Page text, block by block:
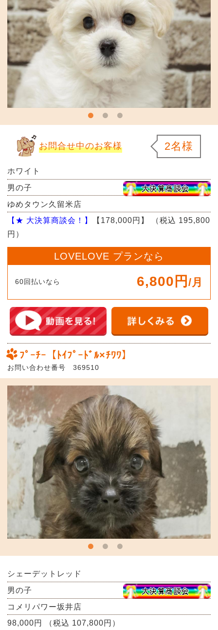
お問合せ中のお客様 2名様
ホワイト
男の子
ゆめタウン久留米店
【★ 大決算商談会！】
【178,000円】
（税込 195,800
円）
LOVELOVE プランなら
60回払いなら 6,800円 /月
ﾌﾟｰﾁｰ【ﾄｲﾌﾟｰﾄﾞﾙ×ﾁﾜﾜ】
お問い合わせ番号 369510
シェーデットレッド
男の子
コメリパワー坂井店
98,000円 （税込 107,800円）